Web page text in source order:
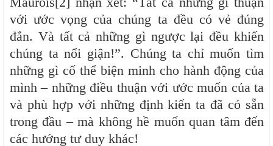
với ước vọng của chúng ta đều có vẻ đúng
đắn. Và tất cả những gì ngược lại đều khiến
chúng ta nổi giận!”. Chúng ta chỉ muốn tìm
những gì cố thể biện minh cho hành động của
mình – những điều thuận với ước muốn của ta
và phù hợp với những định kiến ta đã có sẵn
trong đầu – mà không hề muốn quan tâm đến
các hướng tư duy khác!